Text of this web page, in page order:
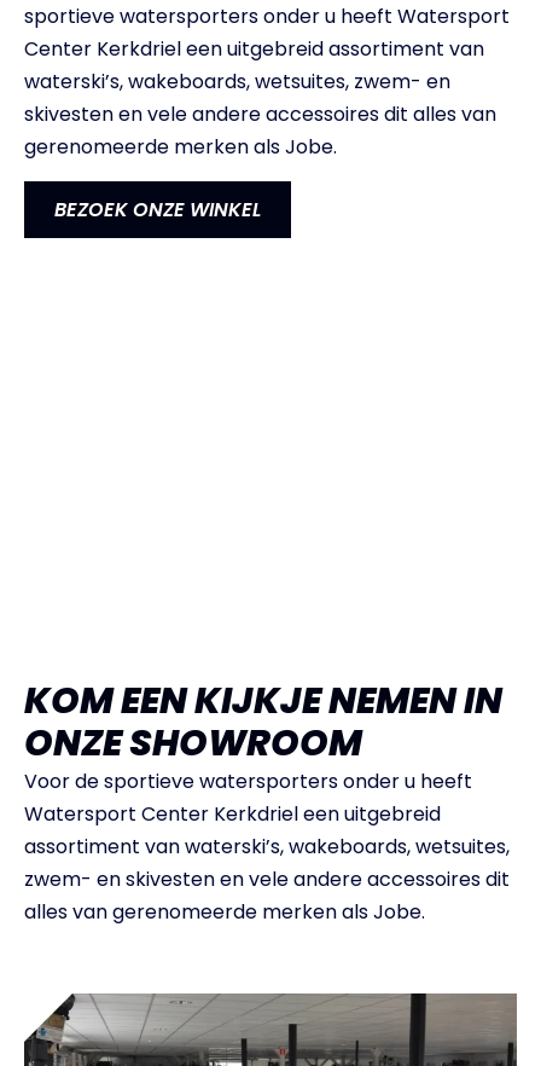
sportieve watersporters onder u heeft Watersport
Center Kerkdriel een uitgebreid assortiment van
waterski’s, wakeboards, wetsuites, zwem- en
skivesten en vele andere accessoires dit alles van
gerenomeerde merken als Jobe.
BEZOEK ONZE WINKEL
KOM EEN KIJKJE NEMEN IN
ONZE SHOWROOM
Voor de sportieve watersporters onder u heeft
Watersport Center Kerkdriel een uitgebreid
assortiment van waterski’s, wakeboards, wetsuites,
zwem- en skivesten en vele andere accessoires dit
alles van gerenomeerde merken als Jobe.